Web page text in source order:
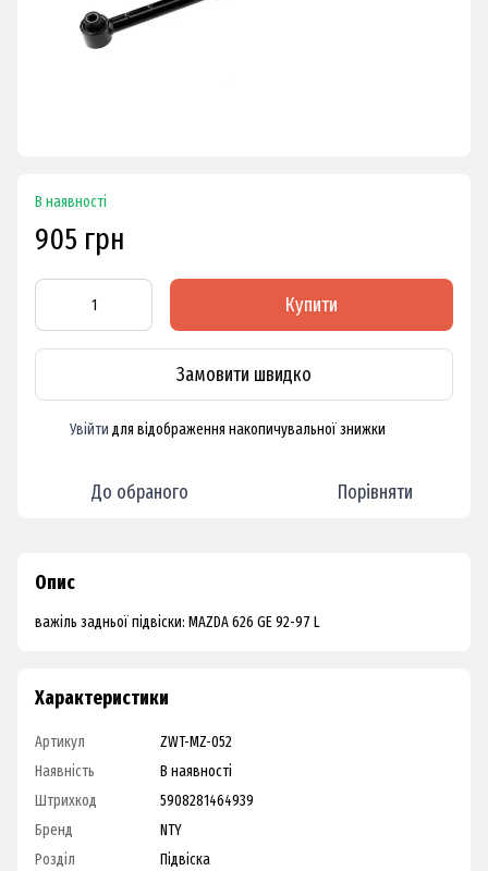
В наявності
905 грн
Купити
Замовити швидко
Увійти для відображення накопичувальної знижки
До обраного Порівняти
Опис
важіль задньої підвіски: MAZDA 626 GE 92-97 L
Характеристики
Артикул
ZWT-MZ-052
Наявність
В наявності
Штрихкод
5908281464939
Бренд
NTY
Розділ
Підвіска